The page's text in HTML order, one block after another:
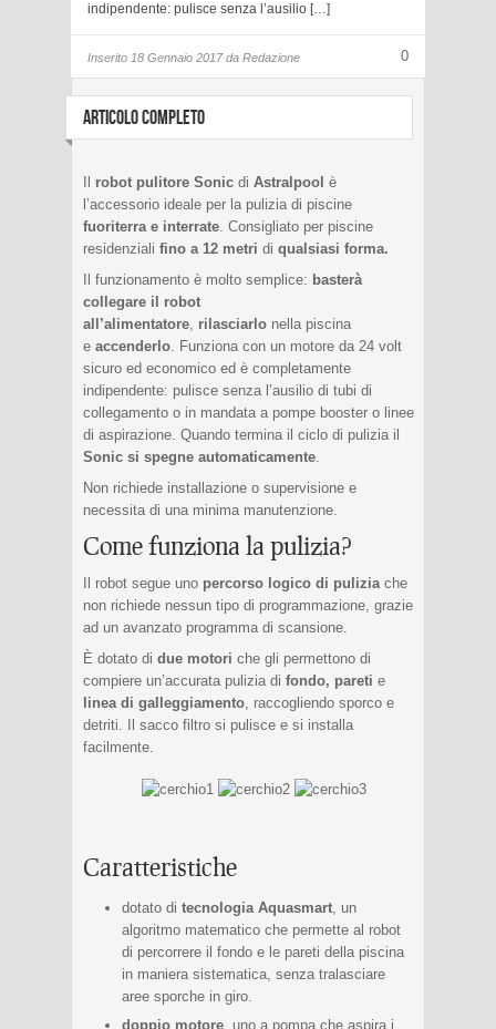
indipendente: pulisce senza l’ausilio […]
0
Inserito 18 Gennaio 2017 da Redazione
ARTICOLO COMPLETO
robot pulitore Sonic di Astralpool è
l’accessorio ideale per la pulizia di piscine
fuoriterra e interrate. Consigliato per piscine
residenziali fino a 12 metri di qualsiasi forma.
Il funzionamento è molto semplice: basterà
collegare il robot
all’alimentatore, rilasciarlo nella piscina
e accenderlo. Funziona con un motore da 24 volt
sicuro ed economico ed è completamente
indipendente: pulisce senza l’ausilio di tubi di
collegamento o in mandata a pompe booster o linee
di aspirazione. Quando termina il ciclo di pulizia il
Sonic si spegne automaticamente.
Non richiede installazione o supervisione e
necessita di una minima manutenzione.
Come funziona la pulizia?
Il robot segue uno percorso logico di puliziache
non richiede nessun tipo di programmazione, grazie
ad un avanzato programma di scansione.
È dotato di due motori che gli permettono di
compiere un’accurata pulizia di fondo, pareti e
linea di galleggiamento, raccogliendo sporco e
detriti. Il sacco filtro si pulisce e si installa
facilmente.
Caratteristiche
dotato di tecnologia Aquasmart, un
algoritmo matematico che permette al robot
di percorrere il fondo e le pareti della piscina
in maniera sistematica, senza tralasciare
aree sporche in giro.
doppio motore , uno a pompa che aspira i